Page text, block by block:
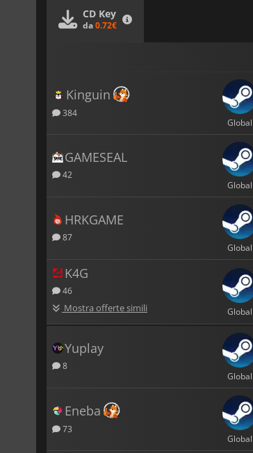
CD Key
da0.72€
Kinguin
384
Global
GAMESEAL
42
Global
HRKGAME
87
Global
K4G
46
Mostra offerte simili Global
Yuplay
8
Global
Eneba
73
Global